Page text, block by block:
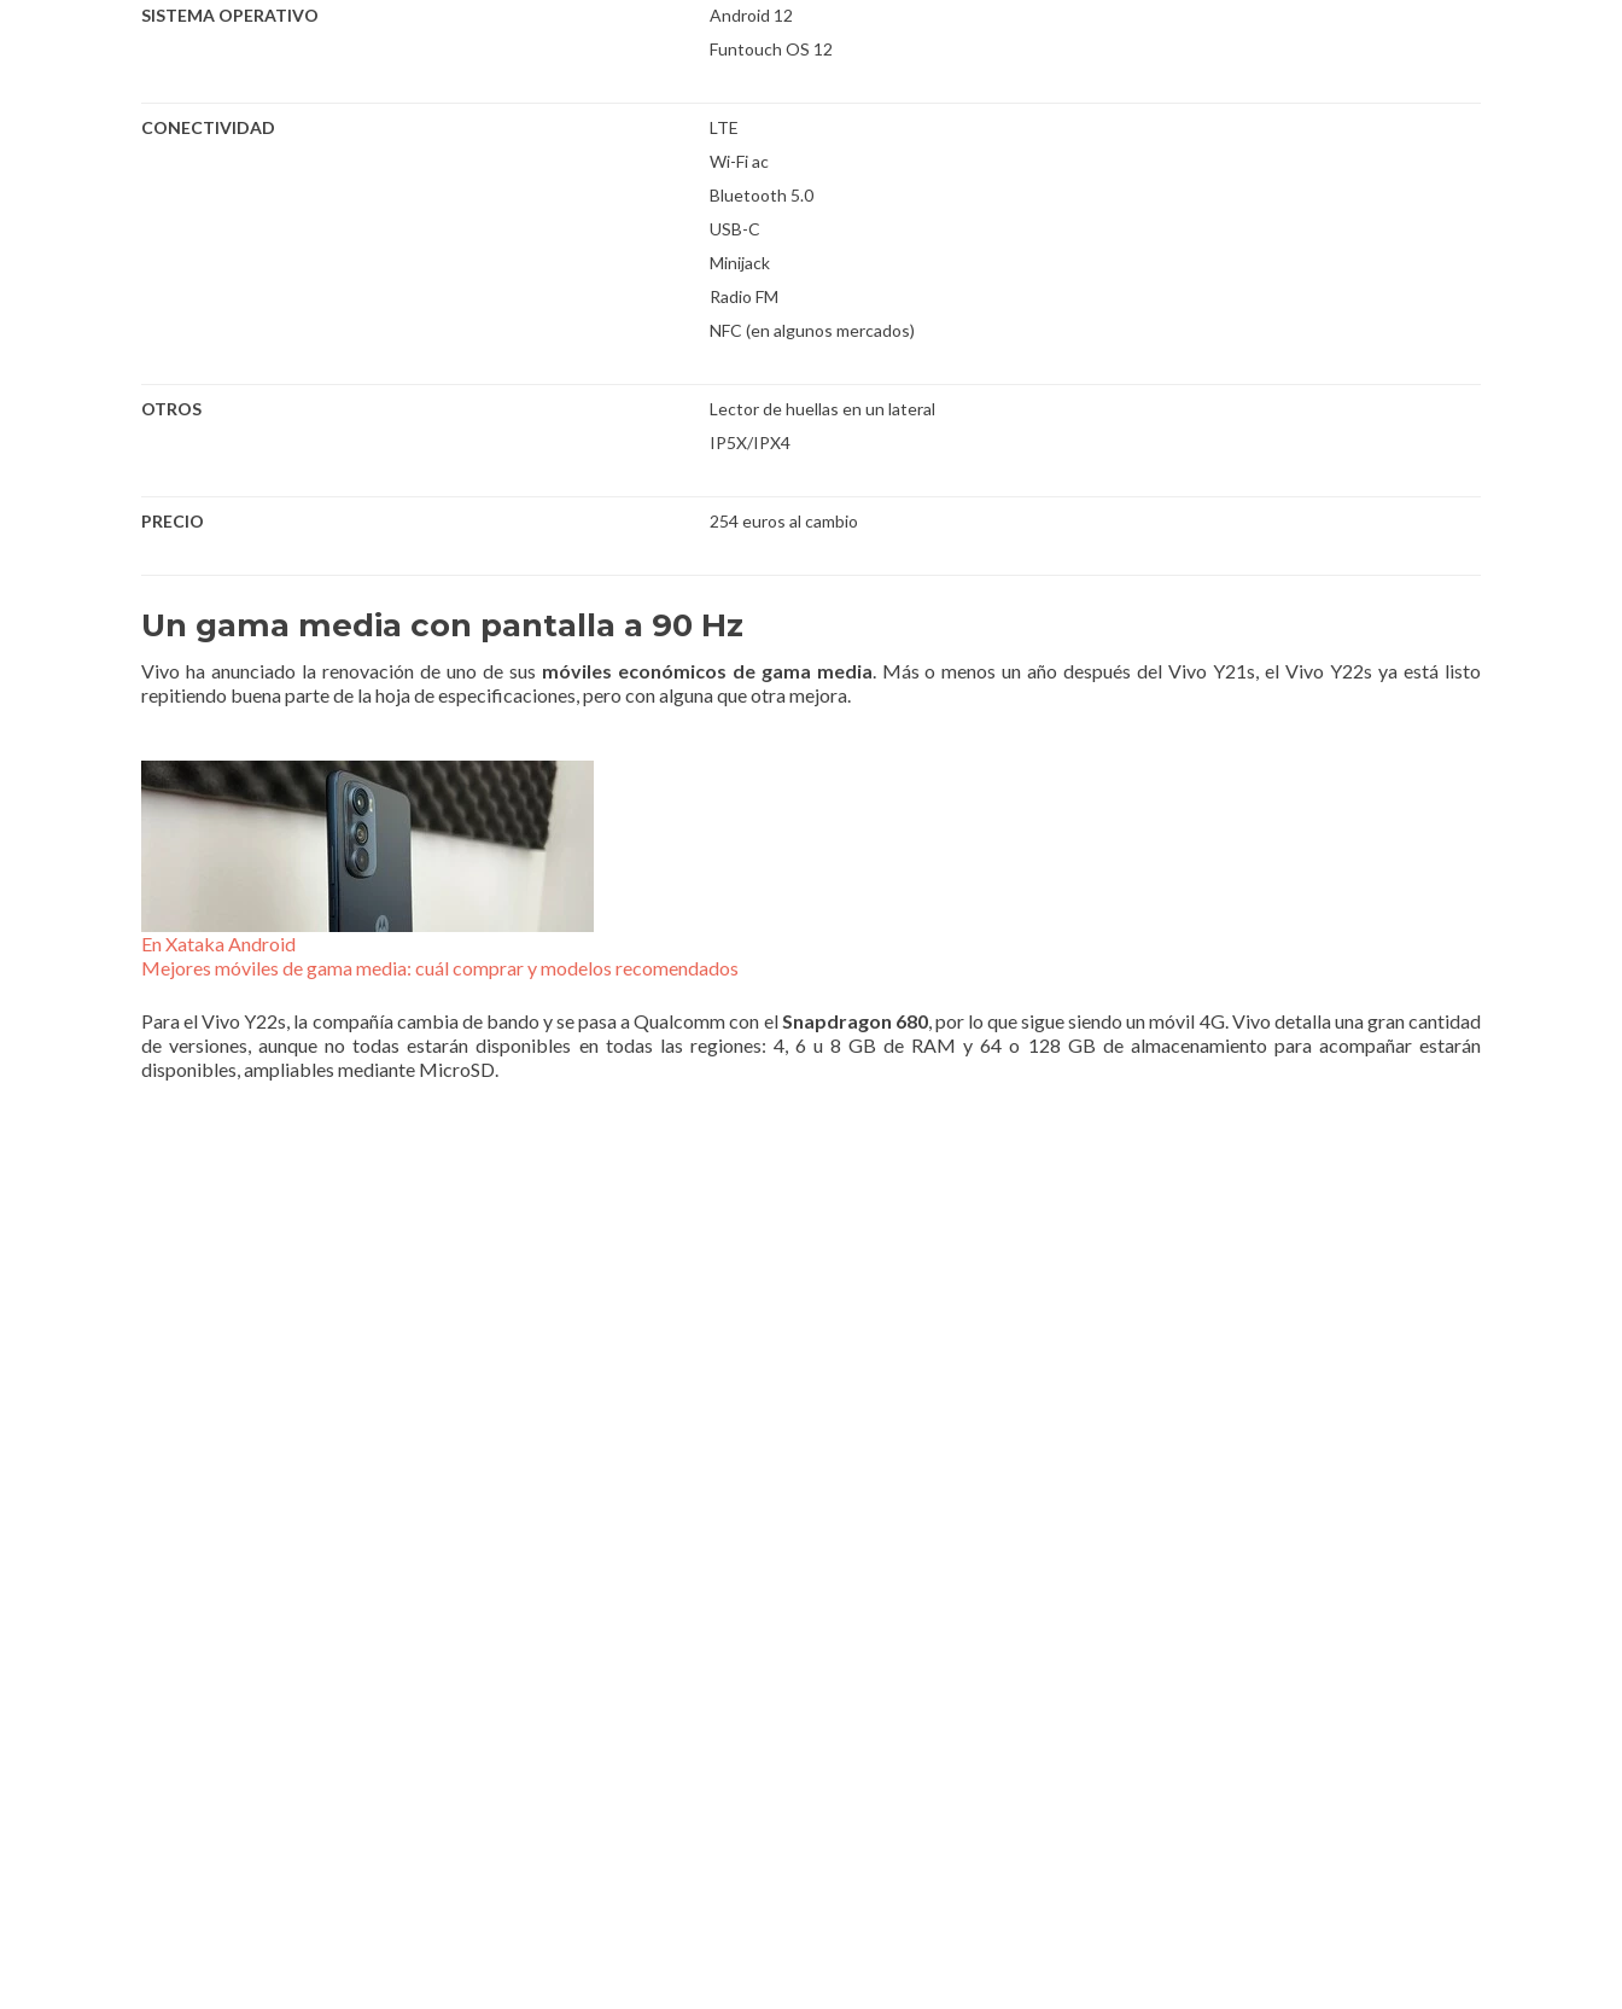
SISTEMA OPERATIVO
Android 12
Funtouch OS 12
CONECTIVIDAD
LTE
Wi-Fi ac
Bluetooth 5.0
USB-C
Minijack
Radio FM
NFC (en algunos mercados)
OTROS
Lector de huellas en un lateral
IP5X/IPX4
PRECIO 254 euros al cambio
Un gama media con pantalla a 90 Hz
Vivo ha anunciado la renovación de uno de sus móviles económicos de gama media. Más o menos un año después del Vivo Y21s, el Vivo Y22s ya está listo
repitiendo buena parte de la hoja de especificaciones, pero con alguna que otra mejora.
En Xataka Android
Mejores móviles de gama media: cuál comprar y modelos recomendados
Para el Vivo Y22s, la compañía cambia de bando y se pasa a Qualcomm con elSnapdragon 680, por lo que sigue siendo un móvil 4G. Vivo detalla una gran cantidad
de versiones, aunque no todas estarán disponibles en todas las regiones: 4, 6 u 8 GB de RAM y 64 o 128 GB de almacenamiento para acompañar estarán
disponibles, ampliables mediante MicroSD.